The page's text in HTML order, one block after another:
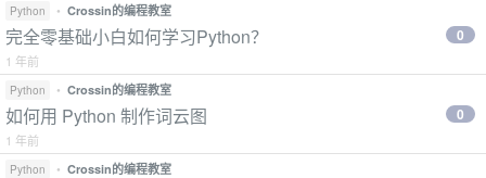
Python • Crossin的编程教室
完全零基础小白如何学习Python？
1 年前
0
Python • Crossin的编程教室
如何用 Python 制作词云图
1 年前
0
Python • Crossin的编程教室